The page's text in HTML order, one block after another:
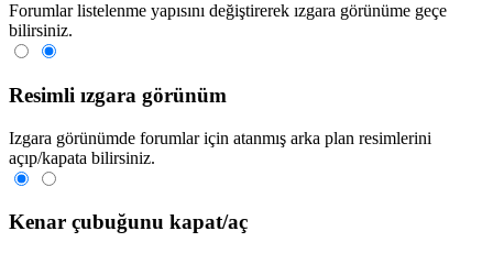
Forumlar listelenme yapısını değiştirerek ızgara görünüme geçe
bilirsiniz.
Resimli ızgara görünüm
Izgara görünümde forumlar için atanmış arka plan resimlerini
açıp/kapata bilirsiniz.
Kenar çubuğunu kapat/aç